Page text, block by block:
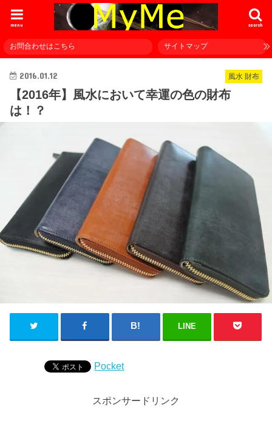
search
menu
お問合わせはこちら サイトマップ
風水 財布
2016.01.12
【2016年】風水において幸運の色の財布
は！？
LINE
Pocket
スポンサードリンク